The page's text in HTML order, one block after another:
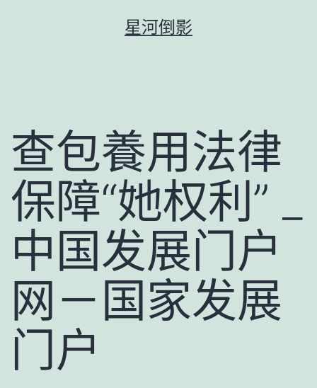
容
星河倒影
查包養用法律
保障“她权利” _
中国发展门户
网－国家发展
门户